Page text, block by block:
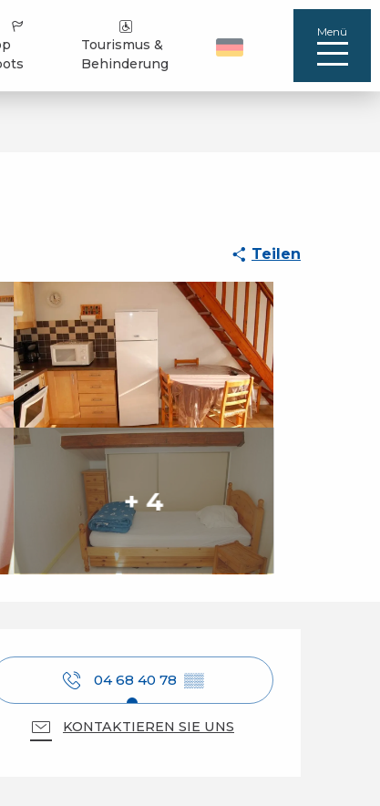
Tourismus &
Behinderung
Menü
Teilen
+ 4
&
04 68 40 78 ▒▒
KONTAKTIEREN SIE UNS